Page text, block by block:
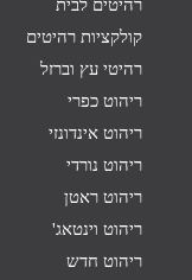
רהיטים לבית
קולקציות רהיטים
רהיטי עץ וברזל
ריהוט כפרי
ריהוט אינדונזי
ריהוט נורדי
ריהוט ראטן
ריהוט וינטאג'
ריהוט חדש